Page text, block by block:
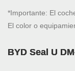
*Importante: El
El color o
BYD Seal U